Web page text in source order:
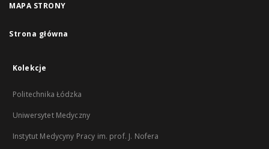
MAPA STRONY
Strona główna
Kolekcje
Politechnika Łódzka
Uniwersytet Medyczny
Instytut Medycyny Pracy im. prof. J. Nofera